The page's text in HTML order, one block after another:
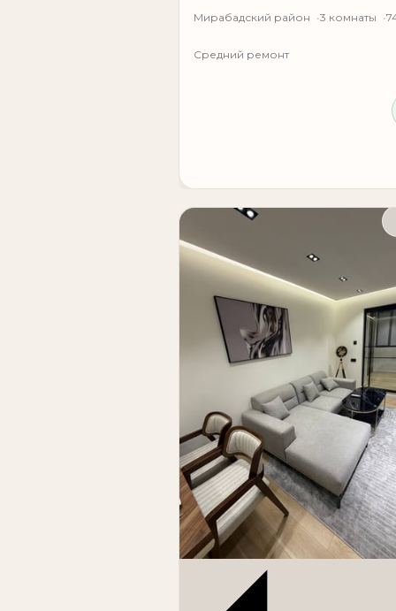
Всё необходимое для комфортной
развитом районе с готовым
и формату квартиры.
, возможен торг, что делает
в Ташкенте в центральной части
Мирабадский район 3 комнаты
Средний ремонт